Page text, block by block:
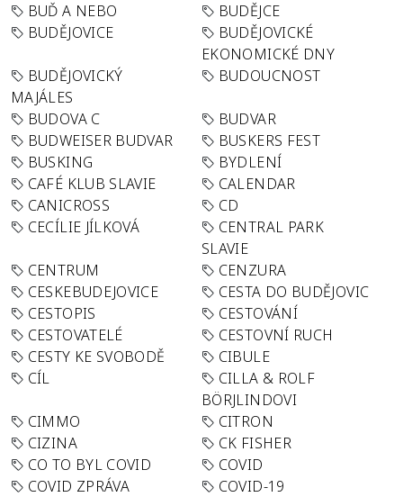
BUĎ A NEBO
BUDĚJCE
BUDĚJOVICE
BUDĚJOVICKÉ
EKONOMICKÉ DNY
BUDĚJOVICKÝ
MAJÁLES
BUDOUCNOST
BUDOVA C
BUDVAR
BUDWEISER BUDVAR
BUSKERS FEST
BUSKING
BYDLENÍ
CAFÉ KLUB SLAVIE
CALENDAR
CANICROSS
CD
CECÍLIE JÍLKOVÁ
CENTRAL PARK
SLAVIE
CENTRUM
CENZURA
CESKEBUDEJOVICE
CESTA DO BUDĚJOVIC
CESTOPIS
CESTOVÁNÍ
CESTOVATELÉ
CESTOVNÍ RUCH
CESTY KE SVOBODĚ
CIBULE
CÍL
CILLA & ROLF
BÖRJLINDOVI
CIMMO
CITRON
CIZINA
CK FISHER
CO TO BYL COVID
COVID
COVID ZPRÁVA
COVID-19